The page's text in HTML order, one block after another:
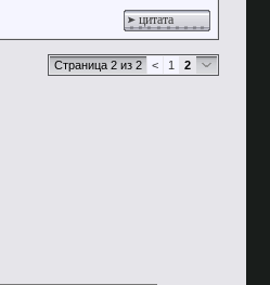
цитата
Страница 2 из 2 < 1 2